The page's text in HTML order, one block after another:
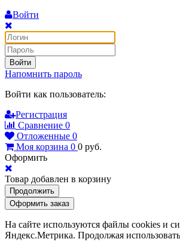
Войти
Войти
Напомнить пароль
Войти как пользователь:
Регистрация
Сравнение 0
Отложенные 0
Моя корзина 0 0 руб.
Оформить
Товар добавлен в корзину
Продолжить
Оформить заказ
На сайте используются файлы cookies и
Яндекс.Метрика. Продолжая